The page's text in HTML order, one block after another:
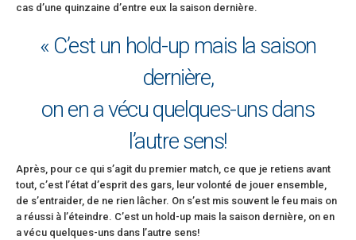
cas d’une quinzaine d’entre eux la saison dernière.
« C’est un hold-up mais la saison
dernière,
on en a vécu quelques-uns dans
l’autre sens!
Après, pour ce qui s’agit du premier match, ce que je retiens avant
tout, c’est l’état d’esprit des gars, leur volonté de jouer ensemble,
de s’entraider, de ne rien lâcher. On s’est mis souvent le feu mais on
a réussi à l’éteindre. C’est un hold-up mais la saison dernière, on en
a vécu quelques-uns dans l’autre sens!